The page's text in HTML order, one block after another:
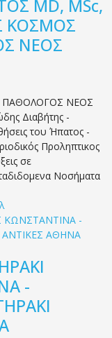
MD, MSc,
ΚΟΣΜΟΣ
ΝΕΟΣ
ΠΑΘΟΛΟΓΟΣ ΝΕΟΣ
Διαβήτης -
του Ήπατος -
Προληπτικος
σε
Νοσήματα
-